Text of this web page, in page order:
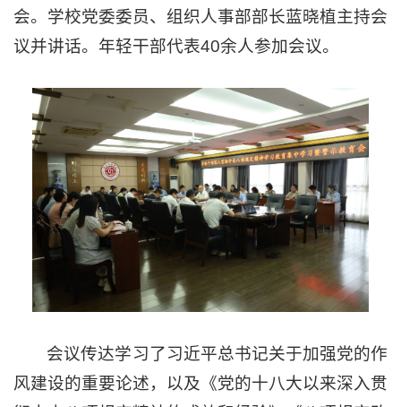
会。学校党委委员、组织人事部部长蓝晓植主持会
议并讲话。年轻干部代表40余人参加会议。
会议传达学习了习近平总书记关于加强党的作
风建设的重要论述，以及《党的十八大以来深入贯